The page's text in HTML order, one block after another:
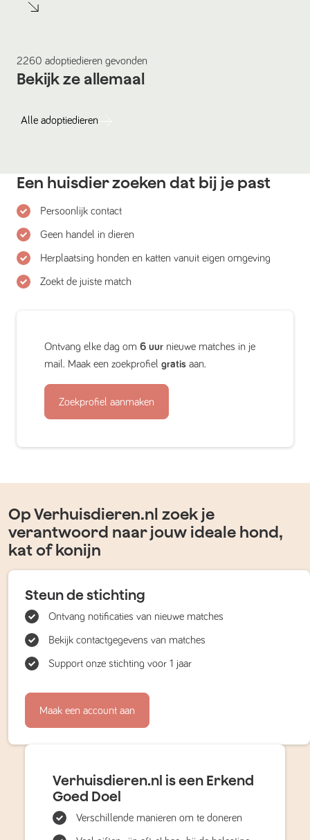
2260 adoptiedieren gevonden
Bekijk ze allemaal
Alle adoptiedieren
Een huisdier zoeken dat bij je past
Persoonlijk contact
Geen handel in dieren
Herplaatsing honden en katten vanuit eigen omgeving
Zoekt de juiste match
Ontvang elke dag om 6 uur nieuwe matches in je
mail. Maak een zoekprofiel gratis aan.
Zoekprofiel aanmaken
Op Verhuisdieren.nl zoek je
verantwoord naar jouw ideale hond,
kat of konijn
Steun de stichting
Ontvang notificaties van nieuwe matches
Bekijk contactgegevens van matches
Support onze stichting voor 1 jaar
Maak een account aan
Verhuisdieren.nl is een Erkend
Goed Doel
Verschillende manieren om te doneren